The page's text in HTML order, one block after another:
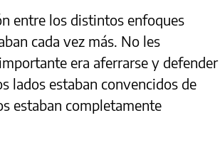
entre los distintos enfoques
cada vez más. No les
era aferrarse y defender
lados estaban convencidos de
estaban completamente